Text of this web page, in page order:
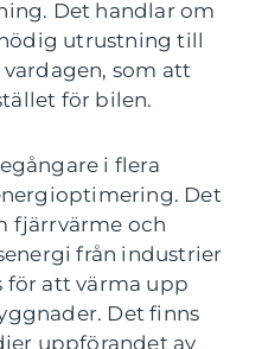
Det handlar om
utrustning till
som att
för bilen.
i flera
Det
fjärrvärme och
från industrier
för att värma upp
Det finns
uppförandet av